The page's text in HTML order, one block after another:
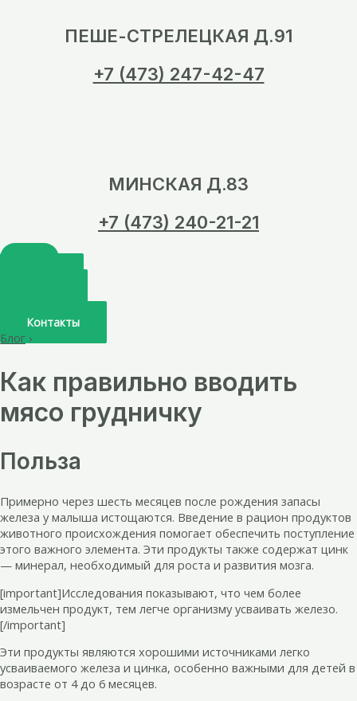
ПЕШЕ-СТРЕЛЕЦКАЯ Д.91
+7 (473) 247-42-47
МИНСКАЯ Д.83
+7 (473) 240-21-21
Контакты
Блог ›
Как правильно вводить
мясо грудничку
Польза
Примерно через шесть месяцев после рождения запасы
железа у малыша истощаются. Введение в рацион продуктов
животного происхождения помогает обеспечить поступление
этого важного элемента. Эти продукты также содержат цинк
— минерал, необходимый для роста и развития мозга.
[important]Исследования показывают, что чем более
измельчен продукт, тем легче организму усваивать железо.
[/important]
Эти продукты являются хорошими источниками легко
усваиваемого железа и цинка, особенно важными для детей в
возрасте от 4 до 6 месяцев.